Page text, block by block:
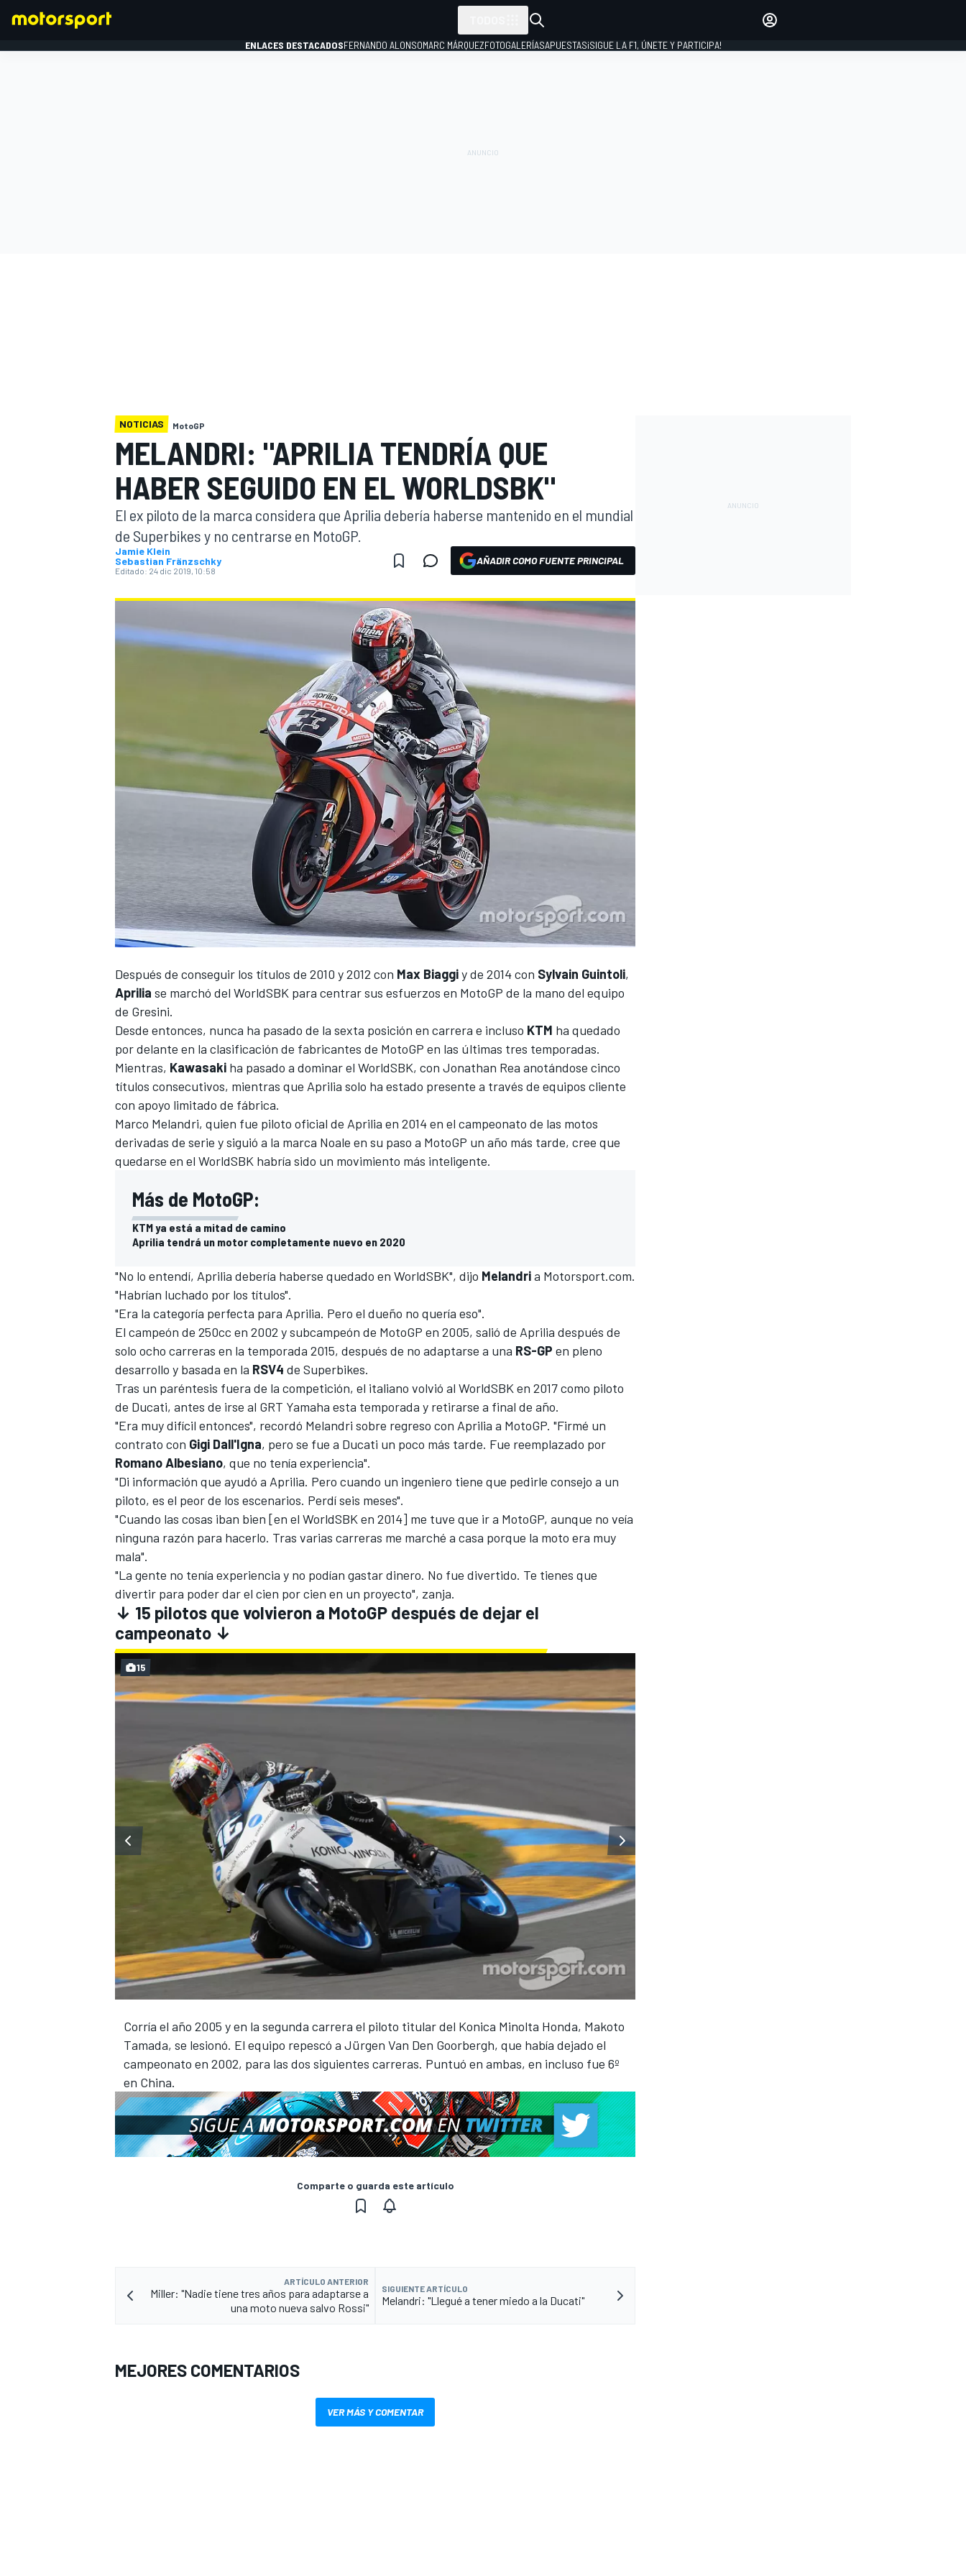
WEC
MÁS CATEGORÍAS
ENLACES DESTACADOSFERNANDO ALONSOMARC MÁRQUEZFOTOGALERÍASAPUESTAS¡SIGUE LA F1, ÚNETE Y PARTICIPA!
NOTICIAS MotoGP
MELANDRI: "APRILIA TENDRÍA QUE
HABER SEGUIDO EN EL WORLDSBK"
El ex piloto de la marca considera que Aprilia debería haberse mantenido en el mundial
de Superbikes y no centrarse en MotoGP.
Jamie Klein
Sebastian Fränzschky
Editado: 24 dic 2019, 10:58
AÑADIR COMO FUENTE PRINCIPAL
Después de conseguir los títulos de 2010 y 2012 con Max Biaggiy de 2014 con Sylvain Guintoli,
Aprilia se marchó del WorldSBK para centrar sus esfuerzos en MotoGP de la mano del equipo
de Gresini.
Desde entonces, nunca ha pasado de la sexta posición en carrera e incluso KTM ha quedado
por delante en la clasificación de fabricantes de MotoGP en las últimas tres temporadas.
Mientras, Kawasaki ha pasado a dominar el WorldSBK, con Jonathan Rea anotándose cinco
títulos consecutivos, mientras que Aprilia solo ha estado presente a través de equipos cliente
con apoyo limitado de fábrica.
Marco Melandri, quien fue piloto oficial de Aprilia en 2014 en el campeonato de las motos
derivadas de serie y siguió a la marca Noale en su paso a MotoGP un año más tarde, cree que
quedarse en el WorldSBK habría sido un movimiento más inteligente.
Más de MotoGP:
KTM ya está a mitad de camino
Aprilia tendrá un motor completamente nuevo en 2020
"No lo entendí, Aprilia debería haberse quedado en WorldSBK", dijo Melandria Motorsport.com.
"Habrían luchado por los títulos".
"Era la categoría perfecta para Aprilia. Pero el dueño no quería eso".
El campeón de 250cc en 2002 y subcampeón de MotoGP en 2005, salió de Aprilia después de
solo ocho carreras en la temporada 2015, después de no adaptarse a una RS-GP en pleno
desarrollo y basada en la RSV4 de Superbikes.
Tras un paréntesis fuera de la competición, el italiano volvió al WorldSBK en 2017 como piloto
de Ducati, antes de irse al GRT Yamaha esta temporada y retirarse a final de año.
"Era muy difícil entonces", recordó Melandri sobre regreso con Aprilia a MotoGP. "Firmé un
contrato con Gigi Dall'Igna, pero se fue a Ducati un poco más tarde. Fue reemplazado por
Romano Albesiano, que no tenía experiencia".
"Di información que ayudó a Aprilia. Pero cuando un ingeniero tiene que pedirle consejo a un
piloto, es el peor de los escenarios. Perdí seis meses".
"Cuando las cosas iban bien [en el WorldSBK en 2014] me tuve que ir a MotoGP, aunque no veía
ninguna razón para hacerlo. Tras varias carreras me marché a casa porque la moto era muy
mala".
"La gente no tenía experiencia y no podían gastar dinero. No fue divertido. Te tienes que
divertir para poder dar el cien por cien en un proyecto", zanja.
↓ 15 pilotos que volvieron a MotoGP después de dejar el
campeonato ↓
Corría el año 2005 y en la segunda carrera el piloto titular del Konica Minolta Honda, Makoto
Tamada, se lesionó. El equipo repescó a Jürgen Van Den Goorbergh, que había dejado el
campeonato en 2002, para las dos siguientes carreras. Puntuó en ambas, en incluso fue 6º
en China.
15
Comparte o guarda este artículo
ARTÍCULO ANTERIOR
Miller: "Nadie tiene tres años para adaptarse a
una moto nueva salvo Rossi"
SIGUIENTE ARTÍCULO
Melandri: "Llegué a tener miedo a la Ducati"
MEJORES COMENTARIOS
VER MÁS Y COMENTAR